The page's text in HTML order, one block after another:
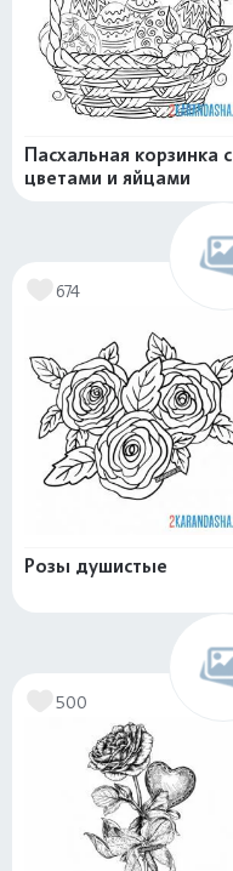
Пасхальная корзинка с
цветами и яйцами
674
Розы душистые
500